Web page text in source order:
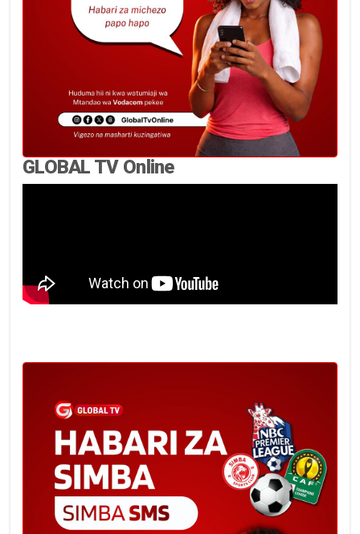
GLOBAL TV Online